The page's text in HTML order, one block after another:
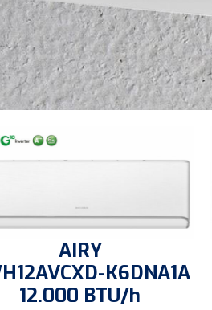
AIRY
K6DNA1A
12.000 BTU/h